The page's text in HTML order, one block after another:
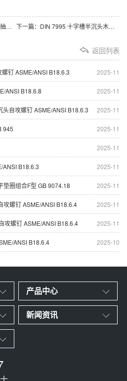
下一篇： DIN 7995 十字槽半沉头木牙螺钉 2.5~8
返回列表
2025-11
钉 ASME/ANSI B18.6.3
2025-11
ANSI B18.6.8
2025-11
自攻螺钉 ASME/ANSI B18.6.3
2025-11
945
2025-11
2025-11
ANSI B18.6.3
2025-11
垫圈组合F型 GB 9074.18
2025-11
攻螺钉 ASME/ANSI B18.6.4
2025-11
攻螺钉 ASME/ANSI B18.6.4
2025-10
ANSI B18.6.4
产品中心
新闻资讯